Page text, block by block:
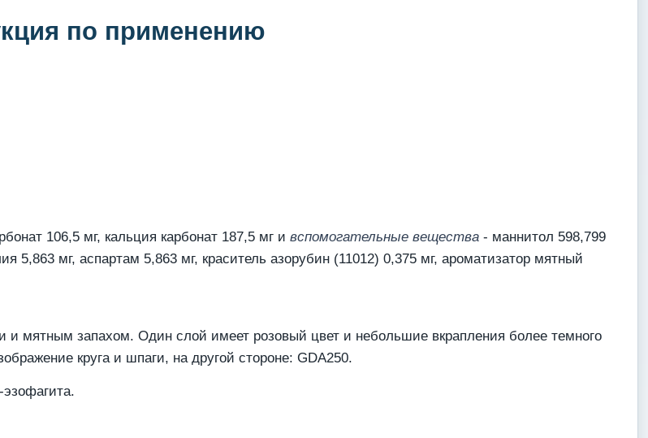
по применению
106,5 мг, кальция карбонат 187,5 мг и вспомогательные вещества- маннитол 598,799
5,863 мг, аспартам 5,863 мг, краситель азорубин (11012) 0,375 мг, ароматизатор мятный
и мятным запахом. Один слой имеет розовый цвет и небольшие вкрапления более темного
круга и шпаги, на другой стороне: GDA250.